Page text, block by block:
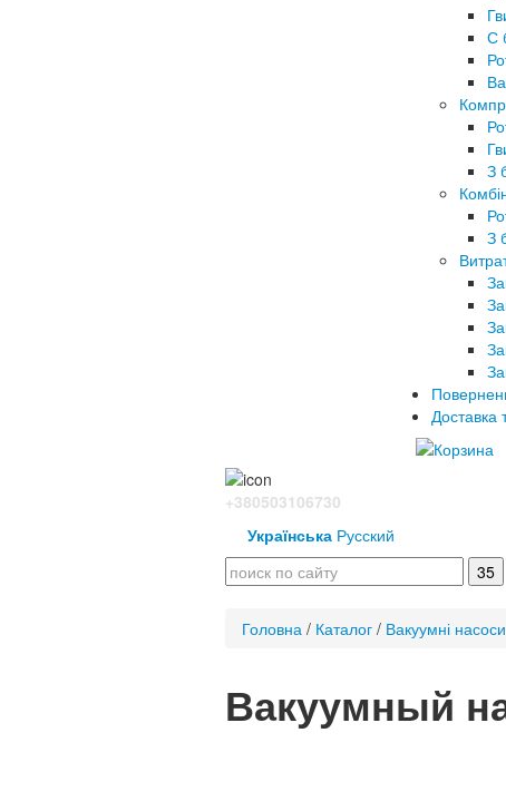
С
З
З
Доставка
+380503106730
Українська Русский
Головна / Каталог / Вакуумні насоси
Вакуумный